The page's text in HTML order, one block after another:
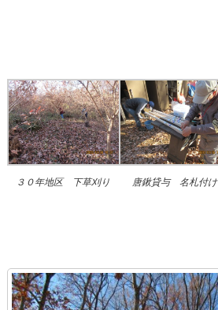
３０年地区 下草刈り 唐鍬貸与 名札付け